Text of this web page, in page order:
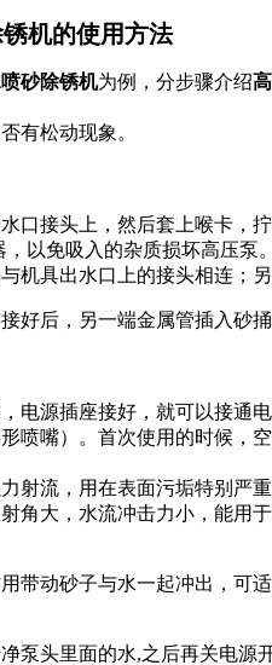
机的使用方法
砂除锈机为例，分步骤介绍
有松动现象。
口接头上，然后套上喉卡，
以免吸入的杂质损坏高压泵。
机具出水口上的接头相连；
好后，另一端金属管插入砂捅
电源插座接好，就可以接通
喷嘴）。首次使用的时候，
流，用在表面污垢特别严
大，水流冲击力小，能用
带动砂子与水一起冲出，可
泵头里面的水,之后再关电源